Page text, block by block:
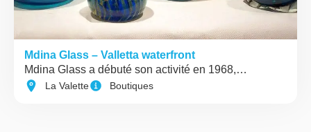
Mdina Glass – Valletta waterfront
Mdina Glass a débuté son activité en 1968,…
La Valette Boutiques